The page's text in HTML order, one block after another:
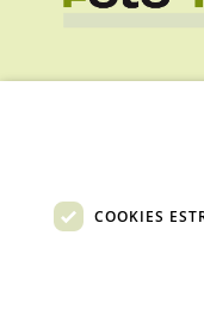
COOKIES